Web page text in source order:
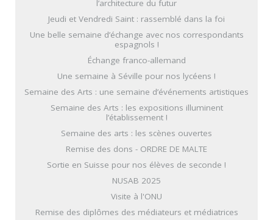
l’architecture du futur
Jeudi et Vendredi Saint : rassemblé dans la foi
Une belle semaine d’échange avec nos correspondants
espagnols !
Échange franco-allemand
Une semaine à Séville pour nos lycéens !
Semaine des Arts : une semaine d’événements artistiques
Semaine des Arts : les expositions illuminent
l’établissement !
Semaine des arts : les scènes ouvertes
Remise des dons - ORDRE DE MALTE
Sortie en Suisse pour nos élèves de seconde !
NUSAB 2025
Visite à l'ONU
Remise des diplômes des médiateurs et médiatrices